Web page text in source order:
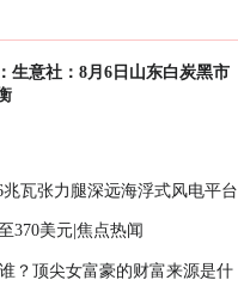
生意社：8月6日山东白炭黑市
瓦张力腿深远海浮式风电平台
370美元|焦点热闻
？顶尖女富豪的财富来源是什